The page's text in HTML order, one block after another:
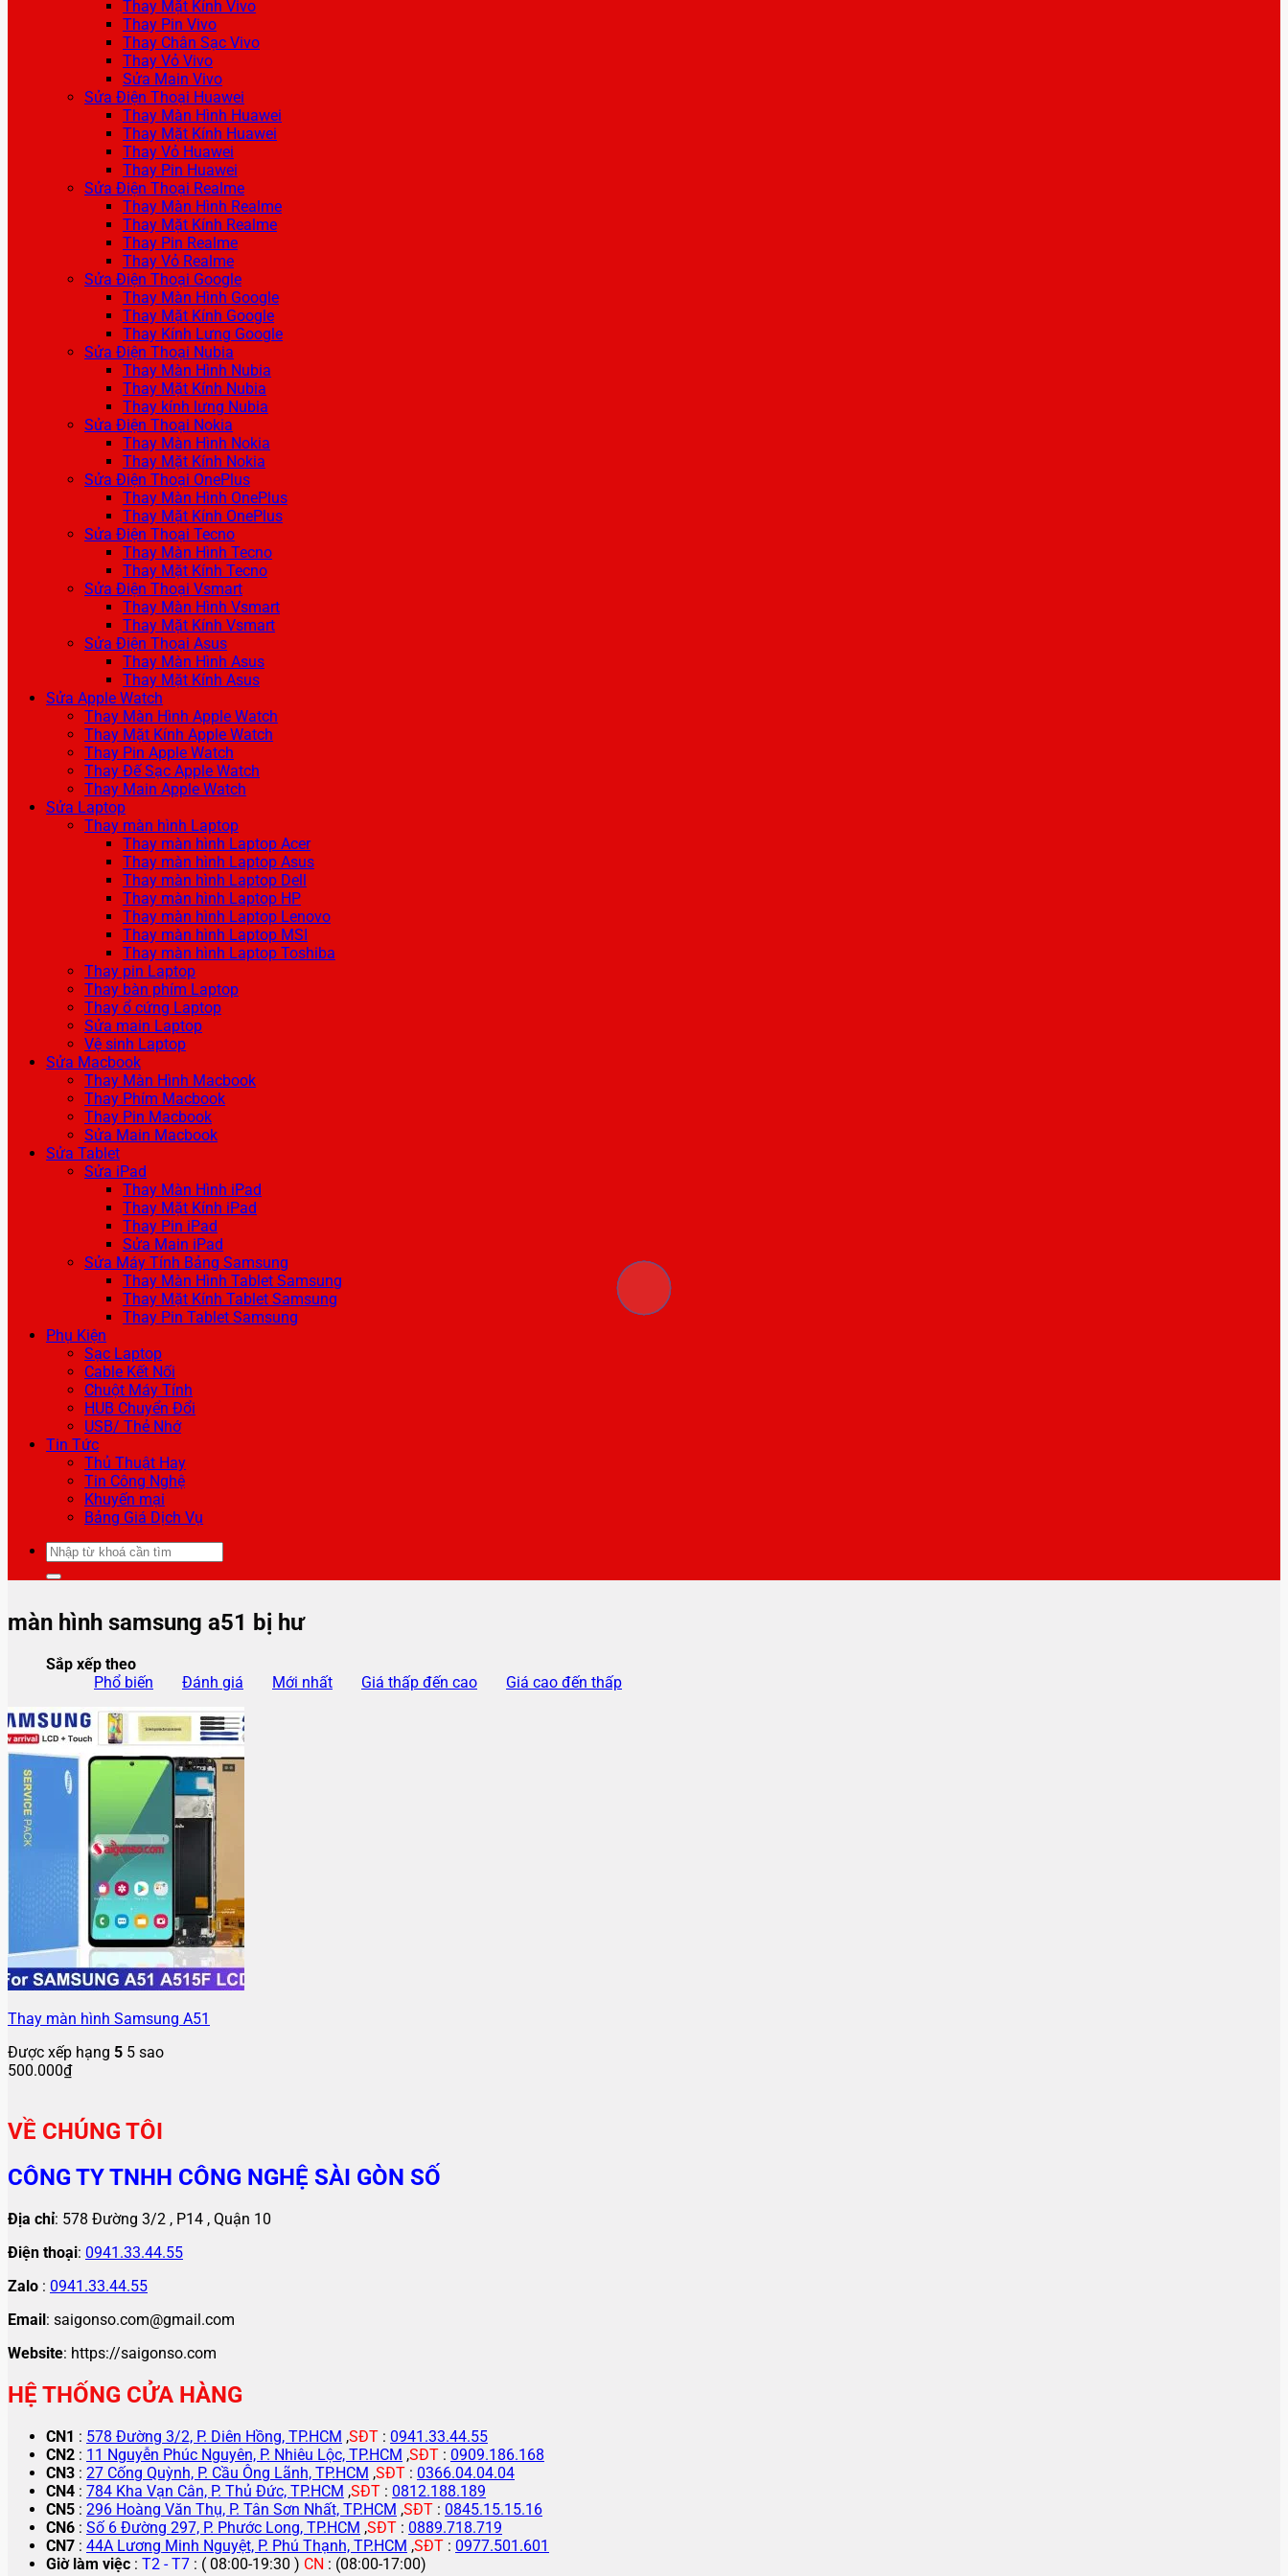
Thay Mặt Kính Vivo
Thay Pin Vivo
Thay Chân Sạc Vivo
Thay Vỏ Vivo
Sửa Main Vivo
Sửa Điện Thoại Huawei
Thay Màn Hình Huawei
Thay Mặt Kính Huawei
Thay Vỏ Huawei
Thay Pin Huawei
Sửa Điện Thoại Realme
Thay Màn Hình Realme
Thay Mặt Kính Realme
Thay Pin Realme
Thay Vỏ Realme
Sửa Điện Thoại Google
Thay Màn Hình Google
Thay Mặt Kính Google
Thay Kính Lưng Google
Sửa Điện Thoại Nubia
Thay Màn Hình Nubia
Thay Mặt Kính Nubia
Thay kính lưng Nubia
Sửa Điện Thoại Nokia
Thay Màn Hình Nokia
Thay Mặt Kính Nokia
Sửa Điện Thoại OnePlus
Thay Màn Hình OnePlus
Thay Mặt Kính OnePlus
Sửa Điện Thoại Tecno
Thay Màn Hình Tecno
Thay Mặt Kính Tecno
Sửa Điện Thoại Vsmart
Thay Màn Hình Vsmart
Thay Mặt Kính Vsmart
Sửa Điện Thoại Asus
Thay Màn Hình Asus
Thay Mặt Kính Asus
Sửa Apple Watch
Thay Màn Hình Apple Watch
Thay Mặt Kính Apple Watch
Thay Pin Apple Watch
Thay Đế Sạc Apple Watch
Thay Main Apple Watch
Sửa Laptop
Thay màn hình Laptop
Thay màn hình Laptop Acer
Thay màn hình Laptop Asus
Thay màn hình Laptop Dell
Thay màn hình Laptop HP
Thay màn hình Laptop Lenovo
Thay màn hình Laptop MSI
Thay màn hình Laptop Toshiba
Thay pin Laptop
Thay bàn phím Laptop
Thay ổ cứng Laptop
Sửa main Laptop
Vệ sinh Laptop
Sửa Macbook
Thay Màn Hình Macbook
Thay Phím Macbook
Thay Pin Macbook
Sửa Main Macbook
Sửa Tablet
Sửa iPad
Thay Màn Hình iPad
Thay Mặt Kính iPad
Thay Pin iPad
Sửa Main iPad
Sửa Máy Tính Bảng Samsung
Thay Màn Hình Tablet Samsung
Thay Mặt Kính Tablet Samsung
Thay Pin Tablet Samsung
Phụ Kiện
Sạc Laptop
Cable Kết Nối
Chuột Máy Tính
HUB Chuyển Đổi
USB/ Thẻ Nhớ
Tin Tức
Thủ Thuật Hay
Tin Công Nghệ
Khuyến mại
Bảng Giá Dịch Vụ
Tìm
kiếm:
màn hình samsung a51 bị hư
Sắp xếp theo
Phổ biến
Đánh giá Mới nhất Giá thấp đến cao Giá cao đến thấp
Thay màn hình Samsung A51
Được xếp hạng 5 5 sao
500.000₫
VỀ CHÚNG TÔI
CÔNG TY TNHH CÔNG NGHỆ SÀI GÒN SỐ
Địa chỉ: 578 Đường 3/2 , P14 , Quận 10
Điện thoại: 0941.33.44.55
Zalo : 0941.33.44.55
Email: saigonso.com@gmail.com
Website: https://saigonso.com
HỆ THỐNG CỬA HÀNG
CN1 : 578 Đường 3/2, P. Diên Hồng, TP.HCM ,SĐT : 0941.33.44.55
CN2 : 11 Nguyễn Phúc Nguyên, P. Nhiêu Lộc, TP.HCM ,SĐT : 0909.186.168
CN3 : 27 Cống Quỳnh, P. Cầu Ông Lãnh, TP.HCM ,SĐT : 0366.04.04.04
CN4 : 784 Kha Vạn Cân, P. Thủ Đức, TP.HCM ,SĐT : 0812.188.189
CN5 : 296 Hoàng Văn Thụ, P. Tân Sơn Nhất, TP.HCM ,SĐT : 0845.15.15.16
CN6 : Số 6 Đường 297, P. Phước Long, TP.HCM ,SĐT : 0889.718.719
CN7 : 44A Lương Minh Nguyệt, P. Phú Thạnh, TP.HCM ,SĐT : 0977.501.601
Giờ làm việc : T2 - T7 : ( 08:00-19:30 ) CN : (08:00-17:00)